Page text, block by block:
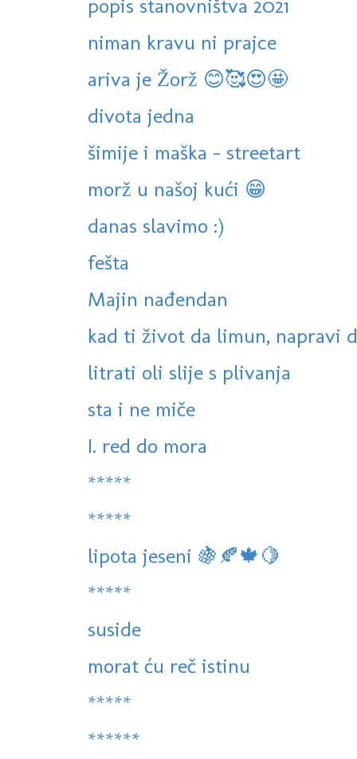
popis stanovništva 2021
niman kravu ni prajce
ariva je Žorž 😊🥰😍🤩
divota jedna
šimije i maška - streetart
morž u našoj kući 😁
danas slavimo :)
fešta
Majin nađendan
kad ti život da limun, napravi
litrati oli slije s plivanja
sta i ne miče
I. red do mora
*****
*****
lipota jeseni 🍇🍂🍁🍋
*****
suside
morat ću reč istinu
*****
******